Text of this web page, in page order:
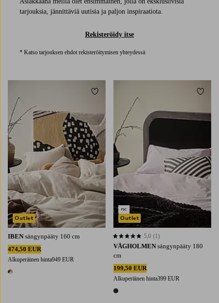
tarjouksia, jännittäviä uutisia ja paljon inspiraatiota.
Rekisteröidy itse
* Katso tarjouksen ehdot rekisteröitymisen yhteydessä
IBEN sängynpääty 160 cm
474,50 EUR
Alkuperäinen hinta949 EUR
1 väri
Outlet
Lisää suosikkeihin
VÅGHOLMEN sängynpääty 180
cm
199,50 EUR
Alkuperäinen hinta399 EUR
1 väri
5,0 perustuen 1 arvosanaan
5,0 (1)
Outlet
Lisää